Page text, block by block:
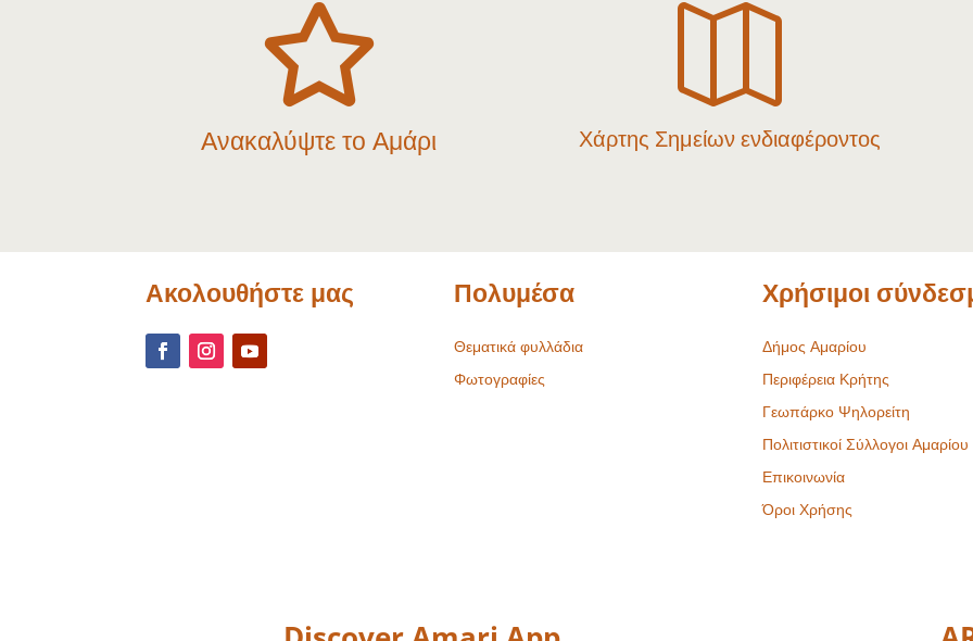

Ανακαλύψτε το Αμάρι

Χάρτης Σημείων ενδιαφέροντος
Ακολουθήστε μας Πολυμέσα
Θεματικά φυλλάδια
Φωτογραφίες
Χρήσιμοι
Δήμος Αμαρίου
Περιφέρεια Κρήτης
Γεωπάρκο Ψηλορείτη
Πολιτιστικοί Σύλλογοι Αμαρίου
Επικοινωνία
Όροι Χρήσης